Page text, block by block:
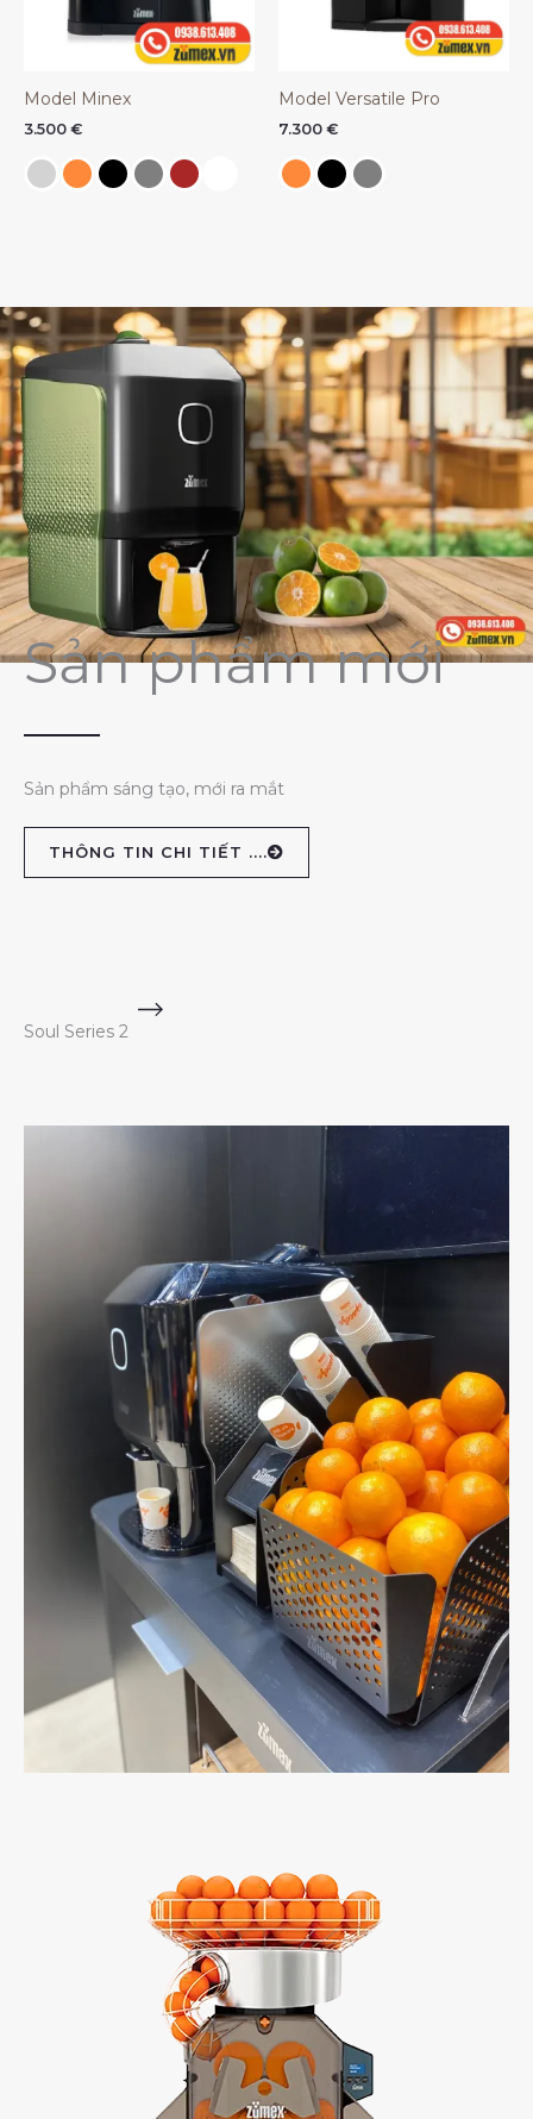
Model Minex
3.500 €
Model Versatile Pro
7.300 €
Sản phẩm mới
Sản phẩm sáng tạo, mới ra mắt
THÔNG TIN CHI TIẾT ....
Soul Series 2